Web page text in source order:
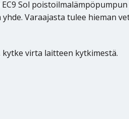
Sol
Varaajasta tulee hieman
virta laitteen kytkimestä.